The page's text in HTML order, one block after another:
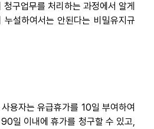
구업무를 처리하는 과정에서 알게
설하여서는 안된다는 비밀유지규
용자는 유급휴가를 10일 부여하여
일 이내에 휴가를 청구할 수 있고,